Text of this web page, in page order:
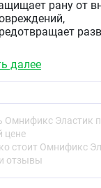
рану от
в
для кожи,
далее
Омнификс Эластик
цене
стоит Омнификс
отзывы